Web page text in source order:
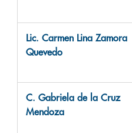
Lic. Carmen Lina Zamora
Quevedo
C. Gabriela de la Cruz
Mendoza